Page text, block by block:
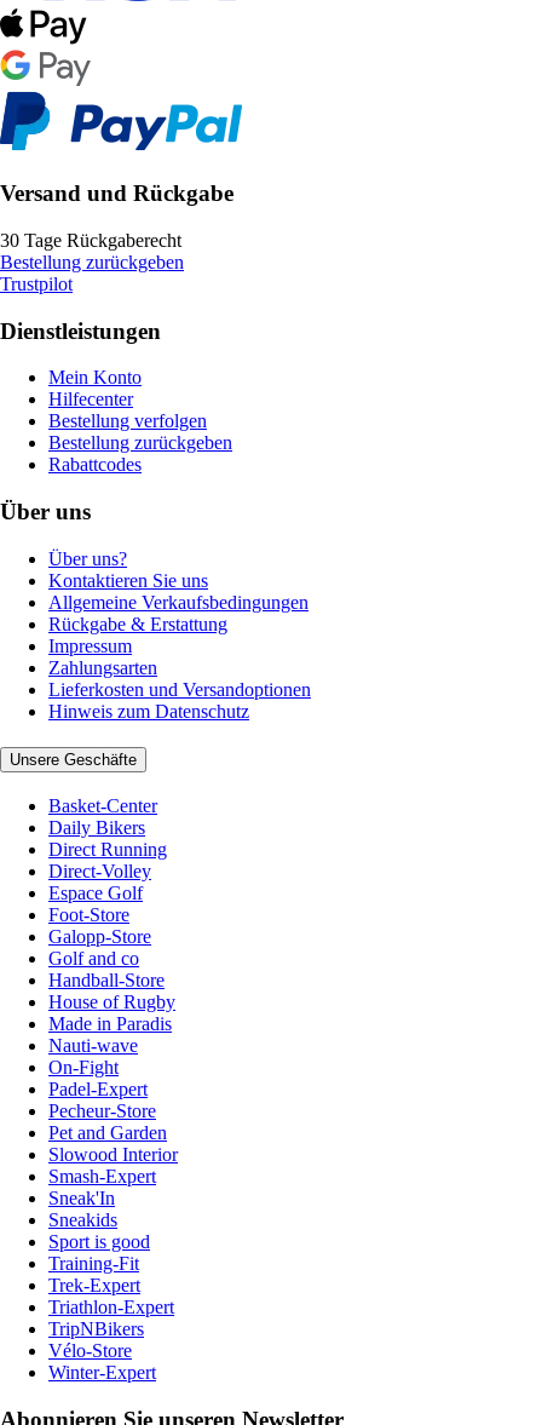
Versand und Rückgabe
30 Tage Rückgaberecht
Bestellung zurückgeben
Trustpilot
Dienstleistungen
Mein Konto
Hilfecenter
Bestellung verfolgen
Bestellung zurückgeben
Rabattcodes
Über uns
Über uns?
Kontaktieren Sie uns
Allgemeine Verkaufsbedingungen
Rückgabe & Erstattung
Impressum
Zahlungsarten
Lieferkosten und Versandoptionen
Hinweis zum Datenschutz
Unsere Geschäfte
Basket-Center
Daily Bikers
Direct Running
Direct-Volley
Espace Golf
Foot-Store
Galopp-Store
Golf and co
Handball-Store
House of Rugby
Made in Paradis
Nauti-wave
On-Fight
Padel-Expert
Pecheur-Store
Pet and Garden
Slowood Interior
Smash-Expert
Sneak'In
Sneakids
Sport is good
Training-Fit
Trek-Expert
Triathlon-Expert
TripNBikers
Vélo-Store
Winter-Expert
Abonnieren Sie unseren Newsletter